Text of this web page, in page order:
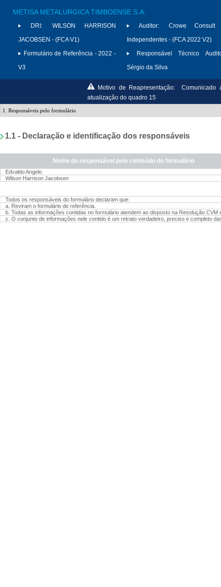
METISA METALURGICA TIMBOENSE S.A.
DRI:
WILSON HARRISON
JACOBSEN - (FCA V1)
Formulário de Referência - 2022 -
V3
Auditor:
Crowe Consult
Independentes - (FCA 2022 V2)
Responsável Técnico
Sérgio da Silva
Motivo de Reapresentação:
Comunicado
atualização do quadro 15